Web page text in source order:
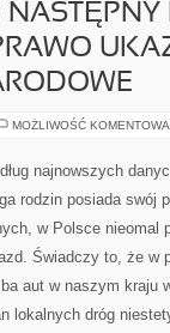
MOŻLIWOŚĆ
najnowszych
rodzin posiada swój
w Polsce nieomal
Świadczy to, że w
aut w naszym kraju
lokalnych dróg